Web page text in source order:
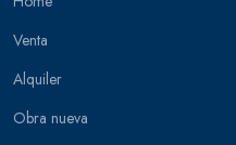
Venta
Alquiler
Obra nueva